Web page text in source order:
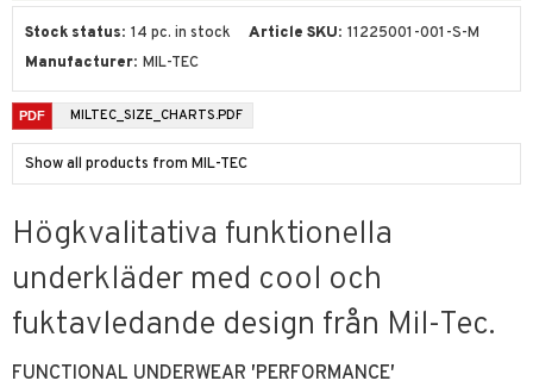
Stock status 14 pc. in stock Article SKU 11225001-001-S-M
Manufacturer MIL-TEC
MILTEC_SIZE_CHARTS.PDF
Show all products from MIL-TEC
Högkvalitativa funktionella
underkläder med cool och
fuktavledande design från Mil-Tec.
FUNCTIONAL UNDERWEAR ′PERFORMANCE′